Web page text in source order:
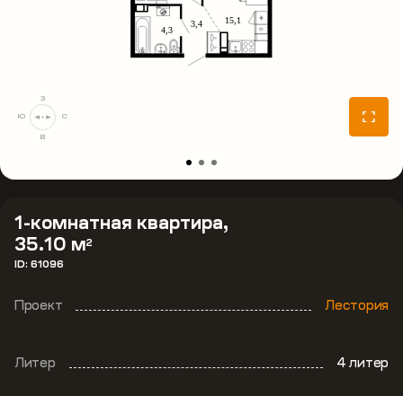
1-комнатная квартира,
35.10 м2
ID: 61096
Проект Лестория
Литер 4 литер
С
В
Ю
З